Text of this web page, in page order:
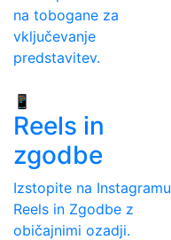
na tobogane za
vključevanje
predstavitev.
📱
Reels in
zgodbe
Izstopite na Instagramu
Reels in Zgodbe z
običajnimi ozadji.